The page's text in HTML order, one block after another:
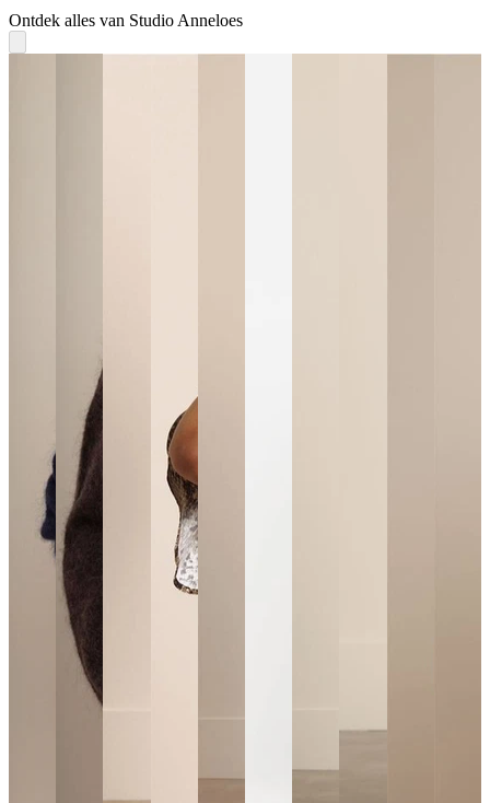
Ontdek alles van Studio Anneloes